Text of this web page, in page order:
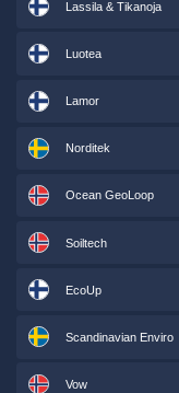
Lassila & Tikanoja
Luotea
Lamor
Norditek
Ocean GeoLoop
Soiltech
EcoUp
Scandinavian Enviro
Vow